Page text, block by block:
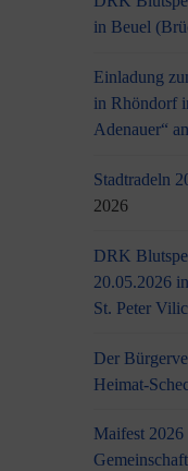
in Beuel
Einladung
in Rhöndorf
Adenauer“
Stadtradeln
2026
DRK
20.05.2026
St. Peter
Der
Heimat-
Maifest
Gemeinschaft